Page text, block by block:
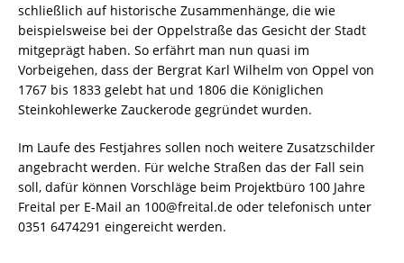
schließlich auf historische Zusammenhänge, die wie
beispielsweise bei der Oppelstraße das Gesicht der Stadt
mitgeprägt haben. So erfährt man nun quasi im
Vorbeigehen, dass der Bergrat Karl Wilhelm von Oppel von
1767 bis 1833 gelebt hat und 1806 die Königlichen
Steinkohlewerke Zauckerode gegründet wurden.
Im Laufe des Festjahres sollen noch weitere Zusatzschilder
angebracht werden. Für welche Straßen das der Fall sein
soll, dafür können Vorschläge beim Projektbüro 100 Jahre
Freital per E-Mail an 100@freital.de oder telefonisch unter
0351 6474291 eingereicht werden.